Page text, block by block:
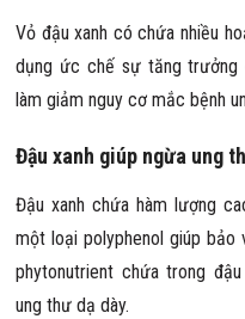
Vỏ đậu xanh có chứa nhiều
dụng ức chế sự tăng
làm giảm nguy cơ mắc bệnh
Đậu xanh giúp ngừa ung
Đậu xanh chứa hàm lượng
một loại polyphenol giúp
phytonutrient chứa trong
ung thư dạ dày.